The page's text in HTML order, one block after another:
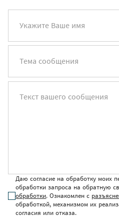
Укажите Ваше имя
Тема сообщения
Текст вашего сообщения
Даю согласие на обработку моих
обработки запроса на обратную
обработки. Ознакомлен с
обработкой, механизмом их
согласия или отказа.